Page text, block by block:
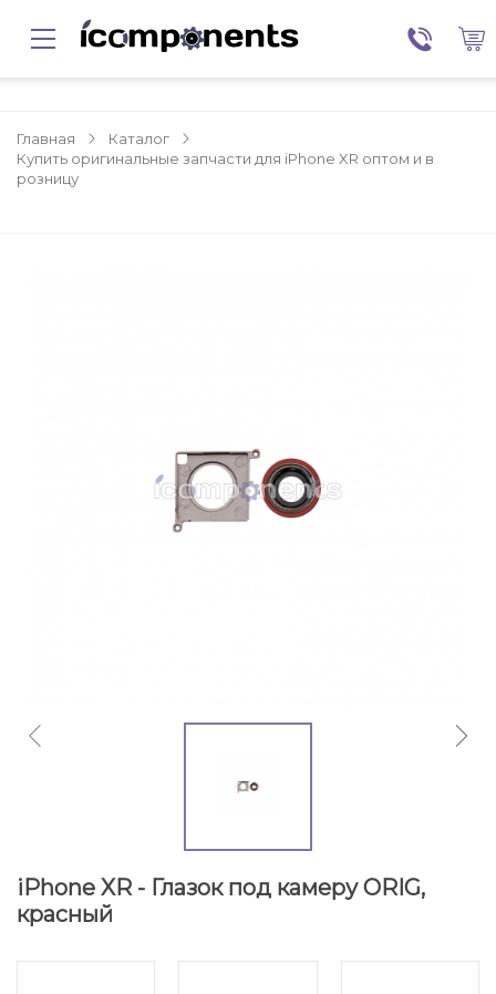
Главная
Каталог
Купить оригинальные запчасти для iPhone XR оптом и в
розницу
iPhone XR - Глазок под камеру ORIG,
красный